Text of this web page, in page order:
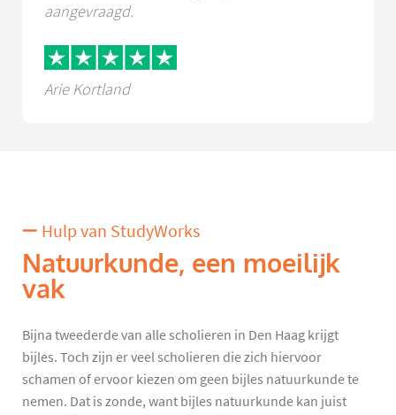
aangevraagd.
Arie Kortland
Hulp van StudyWorks
Natuurkunde, een moeilijk
vak
Bijna tweederde van alle scholieren in Den Haag krijgt
bijles. Toch zijn er veel scholieren die zich hiervoor
schamen of ervoor kiezen om geen bijles natuurkunde te
nemen. Dat is zonde, want bijles natuurkunde kan juist